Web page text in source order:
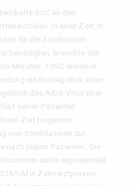
SciCan den
In einer Zeit, in
für die Sterilisation
benötigten, brauchte der
Minuten. 1992 wurde in
ein Beitrag über einen
das AIDS-Virus über
seiner Patienten
Zeit begannen
von Sterilisatoren zur
nach jedem Patienten. Die
nahm exponentiell
IMin Zahnarztpraxen